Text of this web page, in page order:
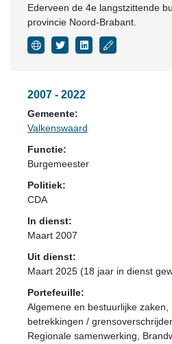
Ederveen de 4e langstzittende
provincie Noord-Brabant.
2007 - 2022
Gemeente:
Valkenswaard
Functie:
Burgemeester
Politiek:
CDA
In dienst:
Maart 2007
Uit dienst:
Maart 2025 (18 jaar in dienst
Portefeuille:
Algemene en bestuurlijke zaken,
betrekkingen /
Regionale samenwerking,